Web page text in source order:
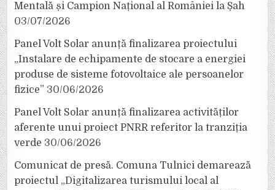
Mentală și Campion Național al României la Șah
03/07/2026
Panel Volt Solar anunță finalizarea proiectului
„Instalare de echipamente de stocare a energiei
produse de sisteme fotovoltaice ale persoanelor
fizice” 30/06/2026
Panel Volt Solar anunță finalizarea activităților
aferente unui proiect PNRR referitor la tranziția
verde 30/06/2026
Comunicat de presă. Comuna Tulnici demarează
proiectul „Digitalizarea turismului local al